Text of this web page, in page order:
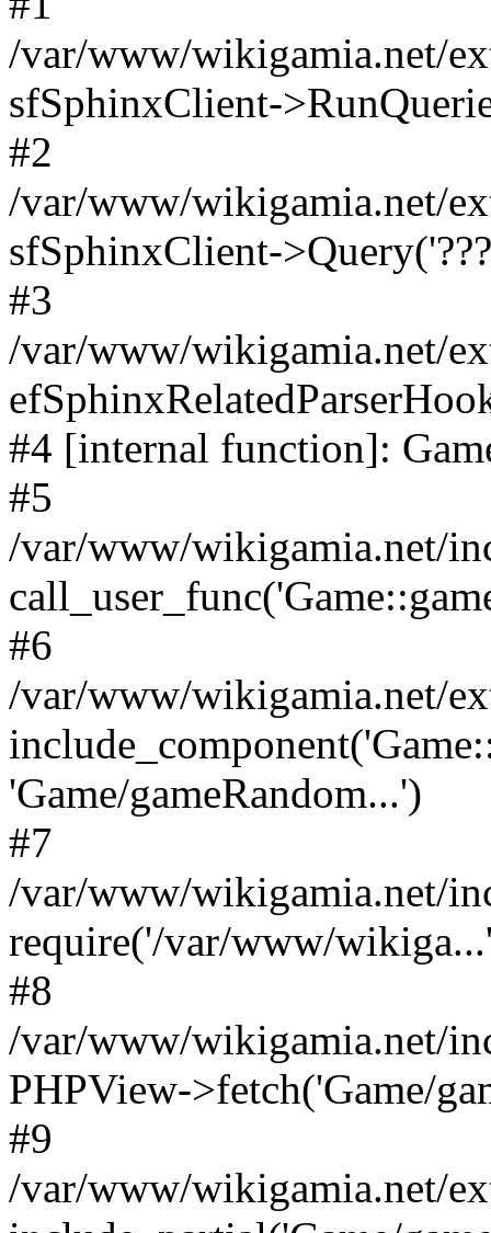
/var/www/wikigamia.net/
sfSphinxClient-
#2
/var/www/wikigamia.net/
sfSphinxClient-
#3
/var/www/wikigamia.net/
#4 [internal function]:
#5
/var/www/wikigamia.net/
#6
/var/www/wikigamia.net/
'Game/gameRandom...')
#7
/var/www/wikigamia.net/
require('/var/www/
#8
/var/www/wikigamia.net/
PHPView->fetch('Game/
#9
/var/www/wikigamia.net/